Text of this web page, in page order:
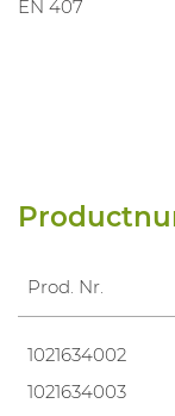
EN 407
Prod. Nr.
1021634002
1021634003